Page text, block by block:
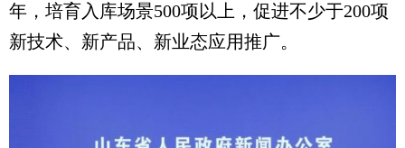
年，培育入库场景500项以上，促进不少于200项
新技术、新产品、新业态应用推广。